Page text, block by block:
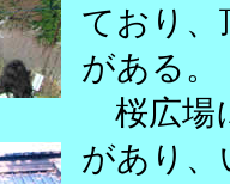
ており、
がある。
桜広場
があり、